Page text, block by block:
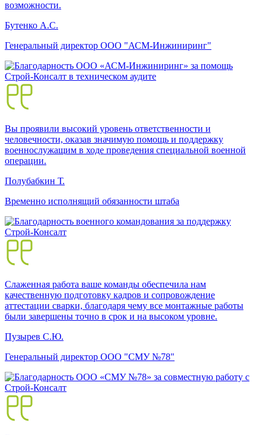
возможности.
Бутенко А.С.
Генеральный директор ООО "АСМ-Инжиниринг"
Вы проявили высокий уровень ответственности и
человечности, оказав значимую помощь и поддержку
военнослужащим в ходе проведения специальной военной
операции.
Полубабкин Т.
Временно исполнящий обязанности штаба
Слаженная работа ваше команды обеспечила нам
качественную подготовку кадров и сопровождение
аттестации сварки, благодаря чему все монтажные работы
были завершены точно в срок и на высоком уровне.
Пузырев С.Ю.
Генеральный директор ООО "СМУ №78"